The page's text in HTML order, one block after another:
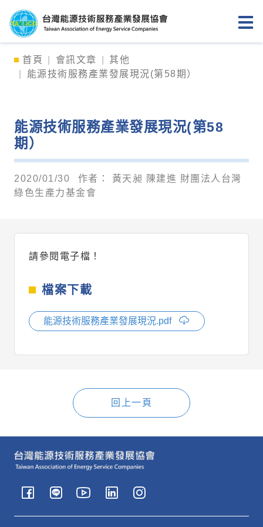
台灣能源技術服務產業發展協
首頁 會訊文章
其他
能源技術服務產業發展現況(第58期）
能源技術服務產業發展現況(第58
期）
2020/01/30 作者：
黃天昶 陳建進 財團法人台灣
綠色生產力基金會
請參閱電子檔！
檔案下載
能源技術服務產業發展現況.pdf
回上一頁